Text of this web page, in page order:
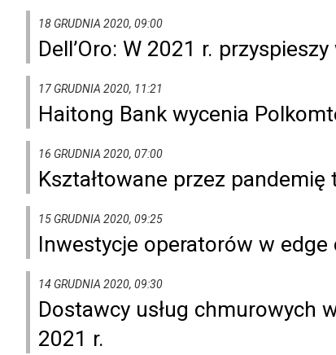
18 GRUDNIA 2020, 09:00
Dell’Oro: W 2021 r.
17 GRUDNIA 2020, 11:21
Haitong Bank wycenia
16 GRUDNIA 2020, 07:00
Kształtowane przez
15 GRUDNIA 2020, 09:25
Inwestycje operatorów w
14 GRUDNIA 2020, 09:30
Dostawcy usług chmurowych
2021 r.